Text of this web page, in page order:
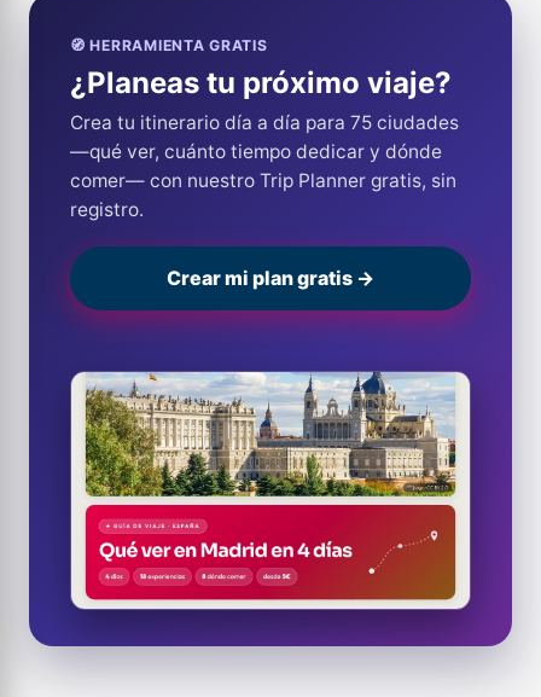
🧭 HERRAMIENTA GRATIS
¿Planeas tu próximo viaje?
Crea tu itinerario día a día para 75 ciudades
—qué ver, cuánto tiempo dedicar y dónde
comer— con nuestro Trip Planner gratis, sin
registro.
Crear mi plan gratis →